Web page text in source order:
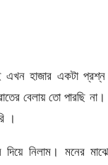
এখন হাজার একটা
বেলায় তো পারছি
।
নিলাম। মনের